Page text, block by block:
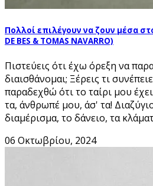
Πολλοί επιλέγουν να ζουν μέσα
DE BES & TOMAS NAVARRO)
Πιστεύεις ότι έχω όρεξη να
διαισθάνομαι; Ξέρεις τι
παραδεχθώ ότι το ταίρι μου
τα, άνθρωπέ μου, άσ' τα!
διαμέρισμα, το δάνειο, τα
06 Οκτωβρίου, 2024